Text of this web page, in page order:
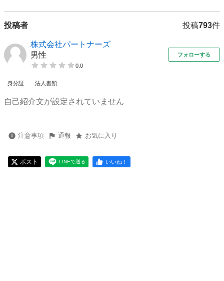
投稿者 投稿793件
株式会社パートナーズ
男性
0.0
フォローする
身分証 法人書類
自己紹介文が設定されていません
注意事項 通報 お気に入り
ポスト LINEで送る いいね！